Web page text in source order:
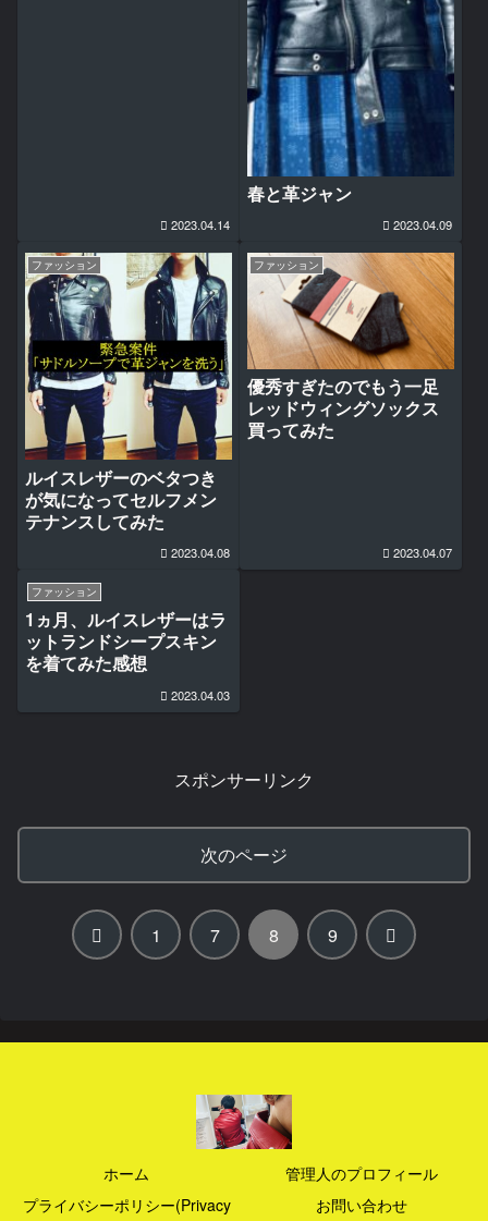
2023.04.14
春と革ジャン
2023.04.09
ファッション
ルイスレザーのベタつき
が気になってセルフメン
テナンスしてみた
2023.04.08
ファッション
優秀すぎたのでもう一足
レッドウィングソックス
買ってみた
2023.04.07
ファッション
1ヵ月、ルイスレザーはラ
ットランドシープスキン
を着てみた感想
2023.04.03
スポンサーリンク
次のページ
前
1 7 8 9
次
ホーム
管理人のプロフィール
プライバシーポリシー(Privacy
お問い合わせ